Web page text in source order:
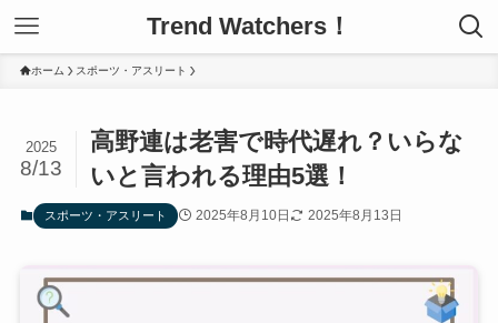
Trend Watchers！
ホーム スポーツ・アスリート
高野連は老害で時代遅れ？いらな
いと言われる理由5選！
2025
8/13
スポーツ・アスリート 2025年8月10日 2025年8月13日